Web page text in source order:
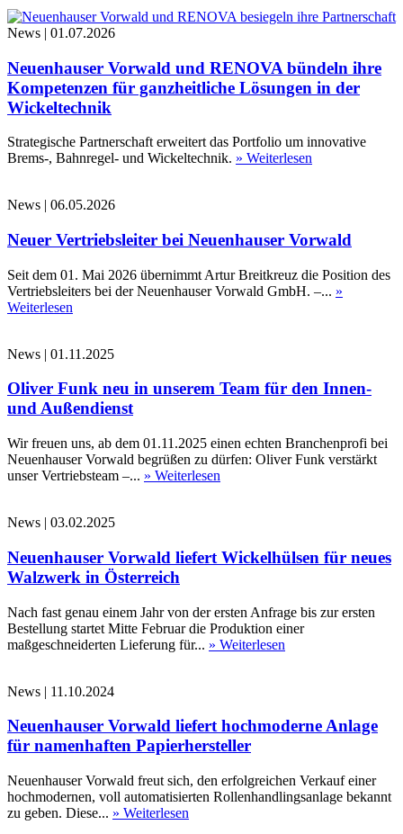
News | 01.07.2026
Neuenhauser Vorwald und RENOVA bündeln ihre
Kompetenzen für ganzheitliche Lösungen in der
Wickeltechnik
Strategische Partnerschaft erweitert das Portfolio um innovative
Brems-, Bahnregel- und Wickeltechnik. » Weiterlesen
News | 06.05.2026
Neuer Vertriebsleiter bei Neuenhauser Vorwald
Seit dem 01. Mai 2026 übernimmt Artur Breitkreuz die Position des
Vertriebsleiters bei der Neuenhauser Vorwald GmbH. –... »
Weiterlesen
News | 01.11.2025
Oliver Funk neu in unserem Team für den Innen-
und Außendienst
Wir freuen uns, ab dem 01.11.2025 einen echten Branchenprofi bei
Neuenhauser Vorwald begrüßen zu dürfen: Oliver Funk verstärkt
unser Vertriebsteam –... » Weiterlesen
News | 03.02.2025
Neuenhauser Vorwald liefert Wickelhülsen für neues
Walzwerk in Österreich
Nach fast genau einem Jahr von der ersten Anfrage bis zur ersten
Bestellung startet Mitte Februar die Produktion einer
maßgeschneiderten Lieferung für... » Weiterlesen
News | 11.10.2024
Neuenhauser Vorwald liefert hochmoderne Anlage
für namenhaften Papierhersteller
Neuenhauser Vorwald freut sich, den erfolgreichen Verkauf einer
hochmodernen, voll automatisierten Rollenhandlingsanlage bekannt
zu geben. Diese... » Weiterlesen